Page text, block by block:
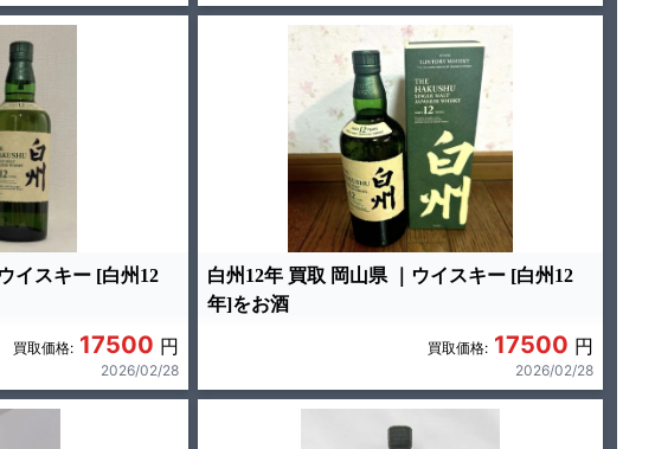
イスキー [白州12
買取価格: 17500 円
2026/02/28
白州12年 買取 岡山県 ｜ウイスキー [白州12
年]をお酒
買取価格: 17500 円
2026/02/28